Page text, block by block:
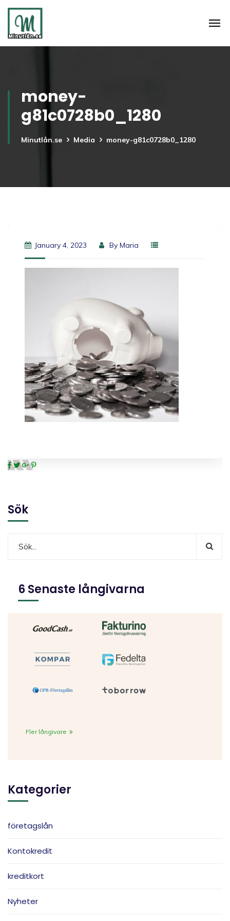
money-
g81c0728b0_1280
Minutlån.se Media money-g81c0728b0_1280
January 4, 2023 By Maria
Sök
6 Senaste långivarna
Fler långivare
Kategorier
företagslån
Kontokredit
kreditkort
Nyheter